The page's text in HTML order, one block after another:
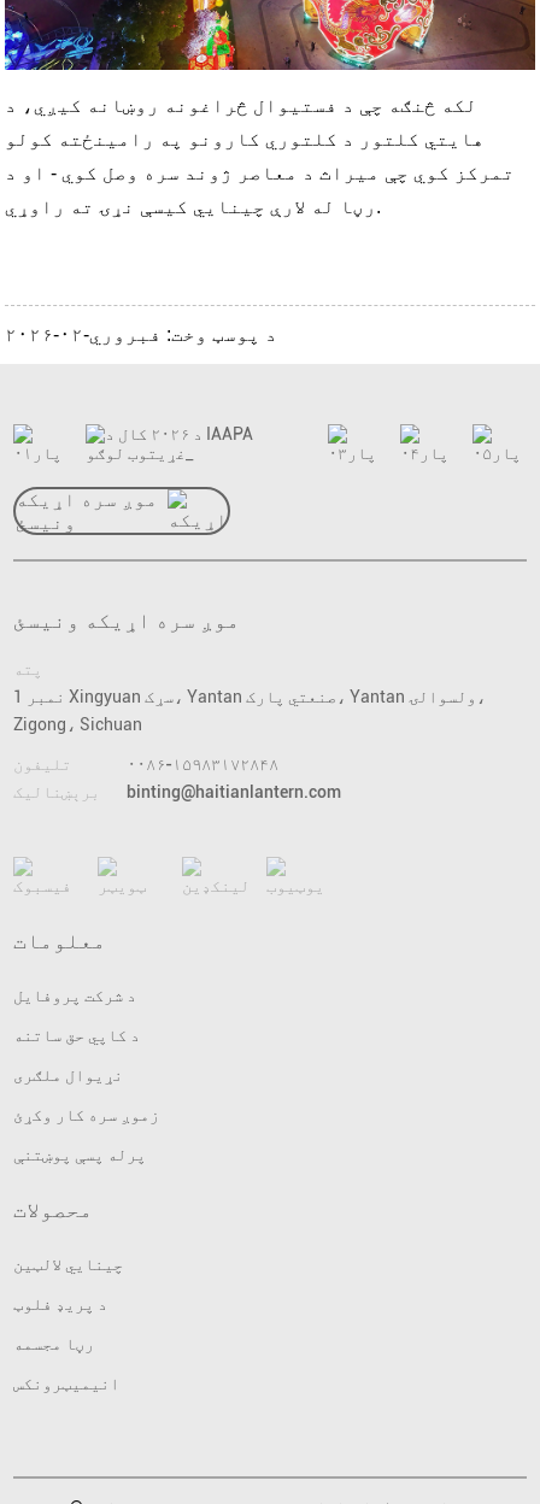
لکه څنګه چې د فستیوال څراغونه روښانه کیږي، د
هایتي کلتور د کلتوري کارونو په رامینځته کولو
تمرکز کوي چې میراث د معاصر ژوند سره وصل کوي - او د
رڼا له لارې چینایي کیسې نړۍ ته راوړي.
د پوسټ وخت: فبروري-۰۲-۲۰۲۶
موږ سره اړیکه
ونیسئ
موږ سره اړیکه ونیسئ
پته
نمبر 1 Xingyuan سړک، Yantan صنعتي پارک، Yantan ولسوالۍ،
Zigong، Sichuan
تلیفون
۰۰۸۶-۱۵۹۸۳۱۷۲۸۴۸
برېښنالیک
binting@haitianlantern.com
معلومات
د شرکت پروفایل
د کاپي حق ساتنه
نړیوال ملګری
زموږ سره کار وکړئ
پرله پسې پوښتنې
محصولات
چینایي لالټین
د پریډ فلوټ
رڼا مجسمه
انیمیټرونکس